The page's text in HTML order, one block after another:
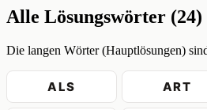
Alle Lösungswörter (24)
Die langen Wörter (Hauptlösungen)
ALS ART